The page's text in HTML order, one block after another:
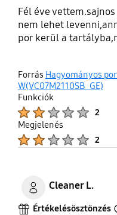
Fél éve
nem lehet
por kerül a
Forrás Hagyományos
W(VC07M2110SB_GE)
Funkciók
2
Megjelenés
2
Cleaner L.
Értékelésösztönzés